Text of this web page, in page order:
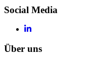
Social Media
Über uns